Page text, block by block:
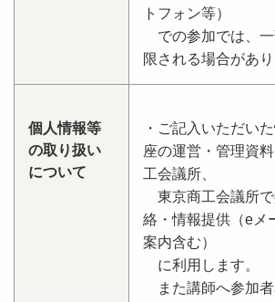
トフォン等）
での参加では、一
限される場合があり
個人情報等
の取り扱い
について
・ご記入いただい
座の運営・管理資
工会議所、
東京商工会議所
絡・情報提供（eメ
案内含む）
に利用します。
また講師へ参加